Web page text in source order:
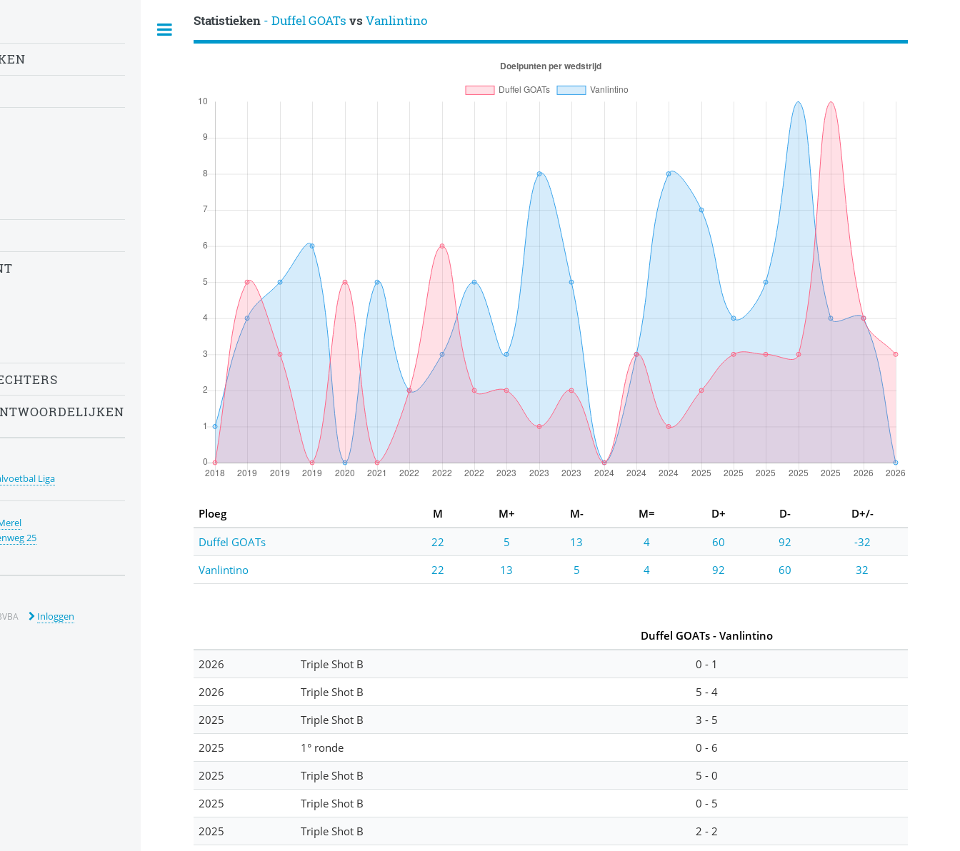
Statistieken- Duffel GOATs vsVanlintino
Ploeg M M+ M- M= D+ D-
D+/-
Duffel GOATs
22 5 13 4 60 92
-32
Vanlintino
22 13 5 4 92 60 32
Duffel GOATs - Vanlintino
2026
Triple Shot B
0 - 1
2026
Triple Shot B
5 - 4
2025
Triple Shot B
3 - 5
2025
1° ronde
0 - 6
2025
Triple Shot B
5 - 0
2025
Triple Shot B
0 - 5
2025
Triple Shot B
2 - 2
Liga
25
Inloggen